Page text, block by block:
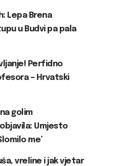
Lepa Brena
u Budvi pa pala
Perfidno
– Hrvatski
golim
Umjesto
me’
vreline i jak vjetar